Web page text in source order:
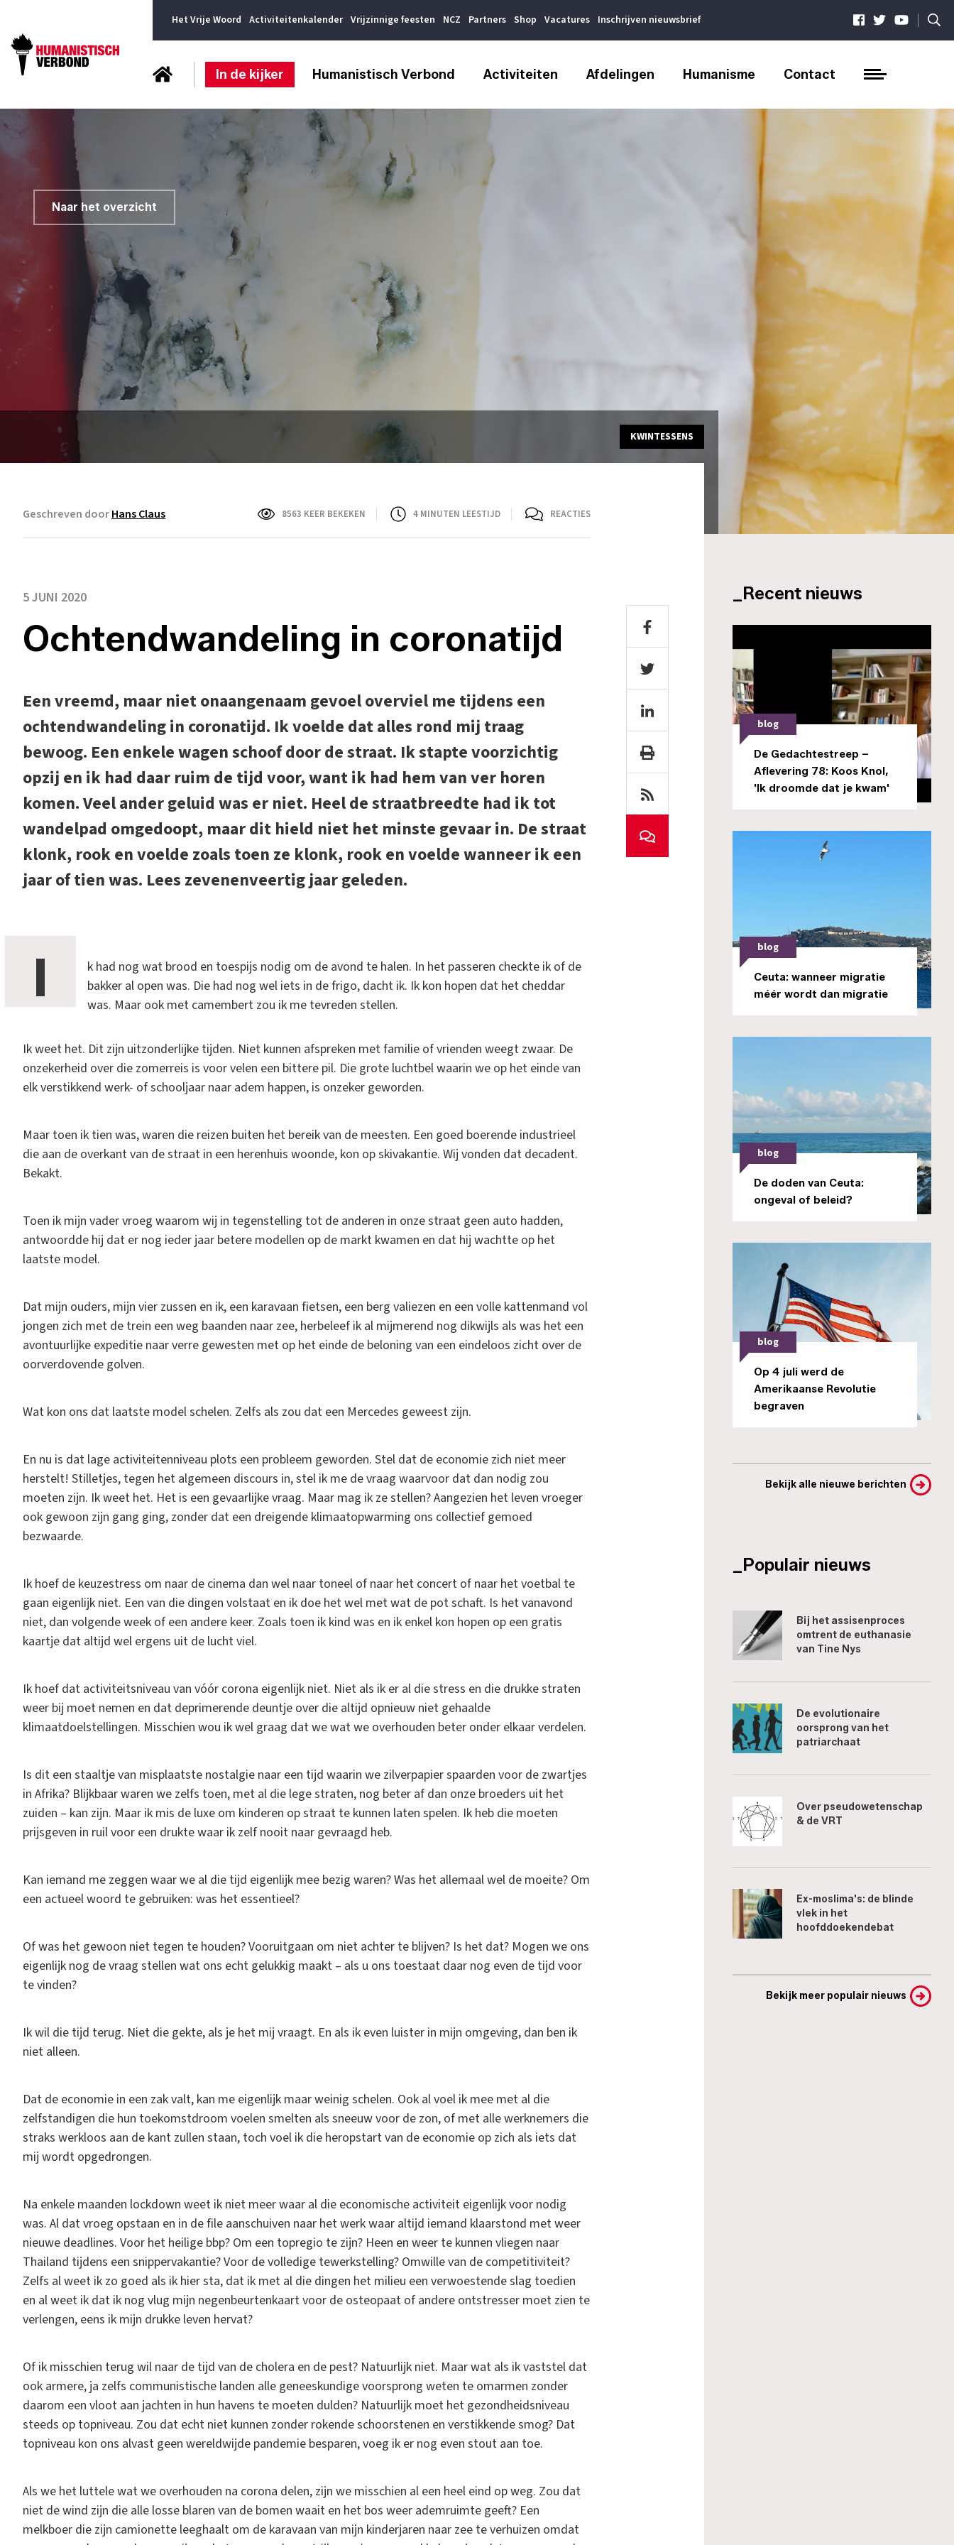
Het Vrije Woord Activiteitenkalender Vrijzinnige feesten NCZ Partners Shop Vacatures Inschrijven nieuwsbrief |
In de kijker Humanistisch Verbond Activiteiten Afdelingen Humanisme Contact
Naar het overzicht
KWINTESSENS
Geschreven doorHans Claus 8563 KEER BEKEKEN 4 MINUTEN LEESTIJD REACTIES
5 JUNI 2020
Ochtendwandeling in coronatijd
Een vreemd, maar niet onaangenaam gevoel overviel me tijdens een
ochtendwandeling in coronatijd. Ik voelde dat alles rond mij traag
bewoog. Een enkele wagen schoof door de straat. Ik stapte voorzichtig
opzij en ik had daar ruim de tijd voor, want ik had hem van ver horen
komen. Veel ander geluid was er niet. Heel de straatbreedte had ik tot
wandelpad omgedoopt, maar dit hield niet het minste gevaar in. De straat
klonk, rook en voelde zoals toen ze klonk, rook en voelde wanneer ik een
jaar of tien was. Lees zevenenveertig jaar geleden.
I
k had nog wat brood en toespijs nodig om de avond te halen. In het passeren checkte ik of de
bakker al open was. Die had nog wel iets in de frigo, dacht ik. Ik kon hopen dat het cheddar
was. Maar ook met camembert zou ik me tevreden stellen.
Ik weet het. Dit zijn uitzonderlijke tijden. Niet kunnen afspreken met familie of vrienden weegt zwaar. De
onzekerheid over die zomerreis is voor velen een bittere pil. Die grote luchtbel waarin we op het einde van
elk verstikkend werk- of schooljaar naar adem happen, is onzeker geworden.
Maar toen ik tien was, waren die reizen buiten het bereik van de meesten. Een goed boerende industrieel
die aan de overkant van de straat in een herenhuis woonde, kon op skivakantie. Wij vonden dat decadent.
Bekakt.
Toen ik mijn vader vroeg waarom wij in tegenstelling tot de anderen in onze straat geen auto hadden,
antwoordde hij dat er nog ieder jaar betere modellen op de markt kwamen en dat hij wachtte op het
laatste model.
Dat mijn ouders, mijn vier zussen en ik, een karavaan fietsen, een berg valiezen en een volle kattenmand vol
jongen zich met de trein een weg baanden naar zee, herbeleef ik al mijmerend nog dikwijls als was het een
avontuurlijke expeditie naar verre gewesten met op het einde de beloning van een eindeloos zicht over de
oorverdovende golven.
Wat kon ons dat laatste model schelen. Zelfs als zou dat een Mercedes geweest zijn.
En nu is dat lage activiteitenniveau plots een probleem geworden. Stel dat de economie zich niet meer
herstelt! Stilletjes, tegen het algemeen discours in, stel ik me de vraag waarvoor dat dan nodig zou
moeten zijn. Ik weet het. Het is een gevaarlijke vraag. Maar mag ik ze stellen? Aangezien het leven vroeger
ook gewoon zijn gang ging, zonder dat een dreigende klimaatopwarming ons collectief gemoed
bezwaarde.
Ik hoef de keuzestress om naar de cinema dan wel naar toneel of naar het concert of naar het voetbal te
gaan eigenlijk niet. Een van die dingen volstaat en ik doe het wel met wat de pot schaft. Is het vanavond
niet, dan volgende week of een andere keer. Zoals toen ik kind was en ik enkel kon hopen op een gratis
kaartje dat altijd wel ergens uit de lucht viel.
Ik hoef dat activiteitsniveau van vóór corona eigenlijk niet. Niet als ik er al die stress en die drukke straten
weer bij moet nemen en dat deprimerende deuntje over die altijd opnieuw niet gehaalde
klimaatdoelstellingen. Misschien wou ik wel graag dat we wat we overhouden beter onder elkaar verdelen.
Is dit een staaltje van misplaatste nostalgie naar een tijd waarin we zilverpapier spaarden voor de zwartjes
in Afrika? Blijkbaar waren we zelfs toen, met al die lege straten, nog beter af dan onze broeders uit het
zuiden – kan zijn. Maar ik mis de luxe om kinderen op straat te kunnen laten spelen. Ik heb die moeten
prijsgeven in ruil voor een drukte waar ik zelf nooit naar gevraagd heb.
Kan iemand me zeggen waar we al die tijd eigenlijk mee bezig waren? Was het allemaal wel de moeite? Om
een actueel woord te gebruiken: was het essentieel?
Of was het gewoon niet tegen te houden? Vooruitgaan om niet achter te blijven? Is het dat? Mogen we ons
eigenlijk nog de vraag stellen wat ons echt gelukkig maakt – als u ons toestaat daar nog even de tijd voor
te vinden?
Ik wil die tijd terug. Niet die gekte, als je het mij vraagt. En als ik even luister in mijn omgeving, dan ben ik
niet alleen.
Dat de economie in een zak valt, kan me eigenlijk maar weinig schelen. Ook al voel ik mee met al die
zelfstandigen die hun toekomstdroom voelen smelten als sneeuw voor de zon, of met alle werknemers die
straks werkloos aan de kant zullen staan, toch voel ik die heropstart van de economie op zich als iets dat
mij wordt opgedrongen.
Na enkele maanden lockdown weet ik niet meer waar al die economische activiteit eigenlijk voor nodig
was. Al dat vroeg opstaan en in de file aanschuiven naar het werk waar altijd iemand klaarstond met weer
nieuwe deadlines. Voor het heilige bbp? Om een topregio te zijn? Heen en weer te kunnen vliegen naar
Thailand tijdens een snippervakantie? Voor de volledige tewerkstelling? Omwille van de competitiviteit?
Zelfs al weet ik zo goed als ik hier sta, dat ik met al die dingen het milieu een verwoestende slag toedien
en al weet ik dat ik nog vlug mijn negenbeurtenkaart voor de osteopaat of andere ontstresser moet zien te
verlengen, eens ik mijn drukke leven hervat?
Of ik misschien terug wil naar de tijd van de cholera en de pest? Natuurlijk niet. Maar wat als ik vaststel dat
ook armere, ja zelfs communistische landen alle geneeskundige voorsprong weten te omarmen zonder
daarom een vloot aan jachten in hun havens te moeten dulden? Natuurlijk moet het gezondheidsniveau
steeds op topniveau. Zou dat echt niet kunnen zonder rokende schoorstenen en verstikkende smog? Dat
topniveau kon ons alvast geen wereldwijde pandemie besparen, voeg ik er nog even stout aan toe.
Als we het luttele wat we overhouden na corona delen, zijn we misschien al een heel eind op weg. Zou dat
niet de wind zijn die alle losse blaren van de bomen waait en het bos weer ademruimte geeft? Een
melkboer die zijn camionette leeghaalt om de karavaan van mijn kinderjaren naar zee te verhuizen omdat
_Recent nieuws
blog
De Gedachtestreep –
Aflevering 78: Koos Knol,
'Ik droomde dat je kwam'
blog
Ceuta: wanneer migratie
méér wordt dan migratie
blog
De doden van Ceuta:
ongeval of beleid?
blog
Op 4 juli werd de
Amerikaanse Revolutie
begraven
Bekijk alle nieuwe berichten
_Populair nieuws
Bij het assisenproces
omtrent de euthanasie
van Tine Nys
De evolutionaire
oorsprong van het
patriarchaat
Over pseudowetenschap
& de VRT
Ex-moslima's: de blinde
vlek in het
hoofddoekendebat
Bekijk meer populair nieuws